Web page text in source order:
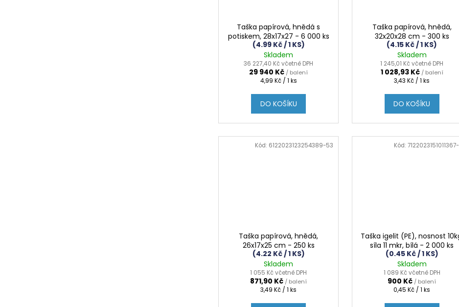
Taška papírová, hnědá s
potiskem, 28x17x27 - 6 000 ks
(4.99 Kč / 1 KS)
Skladem
36 227,40 Kč včetně DPH
29 940 Kč / balení
Měrná
4,99 Kč / 1 ks
DO KOŠÍKU
Taška papírová, hnědá,
32x20x28 cm - 300 ks
(4.15 Kč / 1 KS)
Skladem
1 245,01 Kč včetně DPH
1 028,93 Kč / balení
Měrná
3,43 Kč / 1 ks
DO KOŠÍKU
Taška papírová, hnědá,
26x17x25 cm - 250 ks
(4.22 Kč / 1 KS)
Skladem
1 055 Kč včetně DPH
871,90 Kč / balení
Měrná
3,49 Kč / 1 ks
Kód: 6122023123254389-53
Taška igelit (PE), nosnost
síla 11 mkr, bílá - 2 000 ks
(0.45 Kč / 1 KS)
Skladem
1 089 Kč včetně DPH
900 Kč / balení
Měrná
0,45 Kč / 1 ks
Kód: